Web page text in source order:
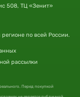
508, ТЦ «Зенит»
по всей России.
рассылки
Перед покупкой